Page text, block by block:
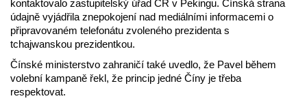
kontaktovalo zastupitelský úřad ČR v Pekingu. Čínská strana
údajně vyjádřila znepokojení nad mediálními informacemi o
připravovaném telefonátu zvoleného prezidenta s
tchajwanskou prezidentkou.
Čínské ministerstvo zahraničí také uvedlo, že Pavel během
volební kampaně řekl, že princip jedné Číny je třeba
respektovat.